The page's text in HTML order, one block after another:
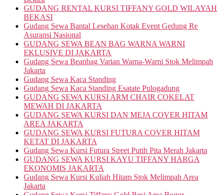
GUDANG RENTAL KURSI TIFFANY GOLD WILAYAH
BEKASI
Gudang Sewa Bantal Lesehan Kotak Event Gedung Re
Asuransi Nasional
GUDANG SEWA BEAN BAG WARNA WARNI
EKLUSIVE DI JAKARTA
Gudang Sewa Beanbag Varian Warna-Warni Stok Melimpah
Jakarta
Gudang Sewa Kaca Standing
Gudang Sewa Kaca Standing Esatate Pulogadung
GUDANG SEWA KURSI ARM CHAIR COKELAT
MEWAH DI JAKARTA
GUDANG SEWA KURSI DAN MEJA COVER HITAM
AREA JAKARTA
GUDANG SEWA KURSI FUTURA COVER HITAM
KETAT DI JAKARTA
Gudang Sewa Kursi Futura Street Putih Pita Merah Jakarta
GUDANG SEWA KURSI KAYU TIFFANY HARGA
EKONOMIS JAKARTA
Gudang Sewa Kursi Kuliah Hitam Stok Melimpah Area
Jakarta